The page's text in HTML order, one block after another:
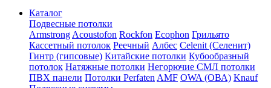
Каталог
Подвесные потолки
Armstrong Acoustofon Rockfon Ecophon Грильято
Кассетный потолок Реечный Албес Celenit (Селенит)
Гинтр (гипсовые) Китайские потолки Кубообразный
потолок Натяжные потолки Негорючие СМЛ потолки
ПВХ панели Потолки Perfaten AMF OWA (ОВА) Knauf